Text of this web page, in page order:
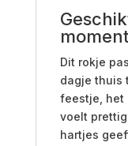
Dit rokje
dagje thuis
feestje, het
voelt
hartjes